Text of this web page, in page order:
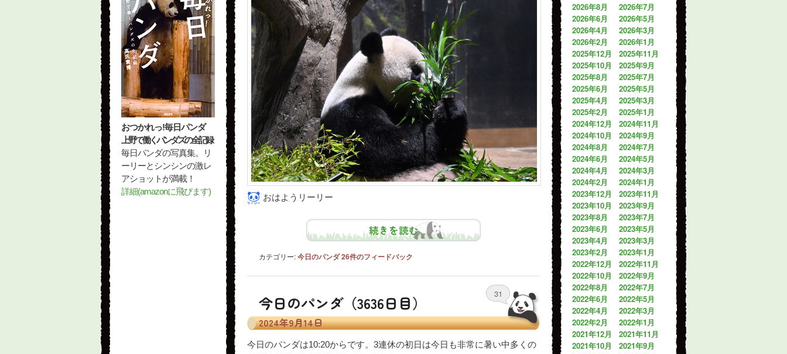
おつかれっ!毎日パンダ
上野で働くパンダズの全記録
毎日パンダの写真集。リ
ーリーとシンシンの激レ
アショットが満載！
詳細(amazonに飛びます)
おはようリーリー
続きを読む
カテゴリー:今日のパンダ26件のフィードバック
今日のパンダ（3636日目）
2024年9月14日
31
今日のパンダは10:20からです。3連休の初日は今日も非常に暑い中多くの
2026年8月
2026年7月
2026年6月
2026年5月
2026年4月
2026年3月
2026年2月
2026年1月
2025年12月
2025年11月
2025年10月
2025年9月
2025年8月
2025年7月
2025年6月
2025年5月
2025年4月
2025年3月
2025年2月
2025年1月
2024年12月
2024年11月
2024年10月
2024年9月
2024年8月
2024年7月
2024年6月
2024年5月
2024年4月
2024年3月
2024年2月
2024年1月
2023年12月
2023年11月
2023年10月
2023年9月
2023年8月
2023年7月
2023年6月
2023年5月
2023年4月
2023年3月
2023年2月
2023年1月
2022年12月
2022年11月
2022年10月
2022年9月
2022年8月
2022年7月
2022年6月
2022年5月
2022年4月
2022年3月
2022年2月
2022年1月
2021年12月
2021年11月
2021年10月
2021年9月